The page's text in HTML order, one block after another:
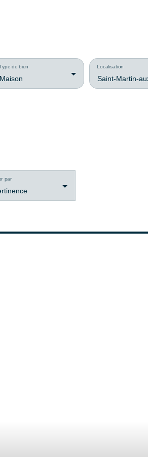
Maison
de bien Localisation
par